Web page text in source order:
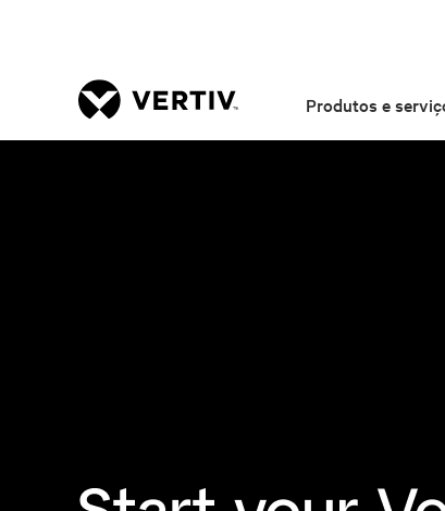
Produtos e